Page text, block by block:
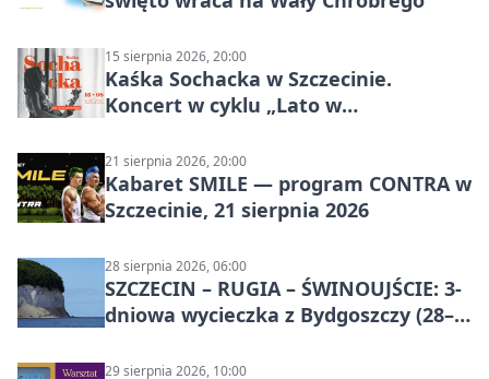
15 sierpnia 2026, 20:00
Kaśka Sochacka w Szczecinie.
Koncert w cyklu „Lato w
21 sierpnia 2026, 20:00
Kabaret SMILE — program CONTRA w
Szczecinie, 21 sierpnia 2026
28 sierpnia 2026, 06:00
SZCZECIN – RUGIA – ŚWINOUJŚCIE: 3-
dniowa wycieczka z Bydgoszczy (28–
29 sierpnia 2026, 10:00